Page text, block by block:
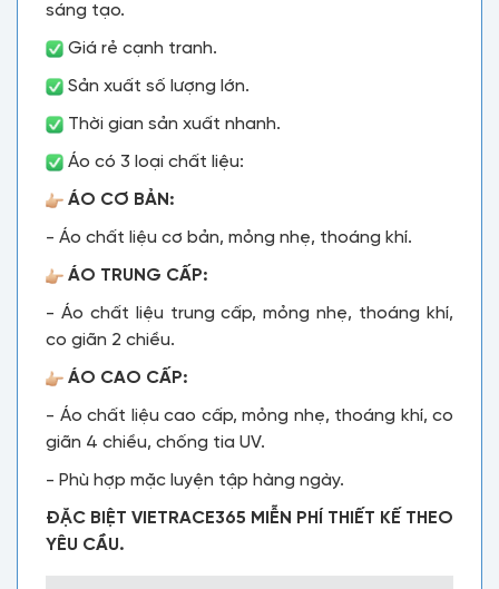
sáng tạo.
Giá rẻ cạnh tranh.
Sản xuất số lượng lớn.
Thời gian sản xuất nhanh.
Áo có 3 loại chất liệu:
ÁO CƠ BẢN:
- Áo chất liệu cơ bản, mỏng nhẹ, thoáng khí.
ÁO TRUNG CẤP:
- Áo chất liệu trung cấp, mỏng nhẹ, thoáng khí,
co giãn 2 chiều.
ÁO CAO CẤP:
- Áo chất liệu cao cấp, mỏng nhẹ, thoáng khí, co
giãn 4 chiều, chống tia UV.
- Phù hợp mặc luyện tập hàng ngày.
ĐẶC BIỆT VIETRACE365 MIỄN PHÍ THIẾT KẾ THEO
YÊU CẦU.